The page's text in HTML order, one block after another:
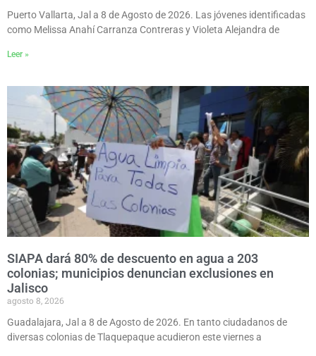
Puerto Vallarta, Jal a 8 de Agosto de 2026. Las jóvenes identificadas
como Melissa Anahí Carranza Contreras y Violeta Alejandra de
Leer »
SIAPA dará 80% de descuento en agua a 203
colonias; municipios denuncian exclusiones en
Jalisco
agosto 8, 2026
Guadalajara, Jal a 8 de Agosto de 2026. En tanto ciudadanos de
diversas colonias de Tlaquepaque acudieron este viernes a